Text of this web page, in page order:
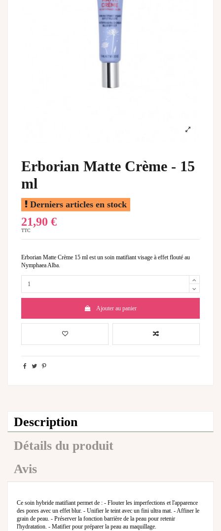
Erborian Matte Crème - 15
ml
Derniers articles en stock
21,90 €
TTC
Erborian Matte Crème 15 ml est un soin matifiant visage à effet flouté au
Nymphaea Alba.
Ajouter au panier
Description
Détails du produit
Avis
Ce soin hybride matifiant permet de : - Flouter les imperfections et l'apparence
des pores avec un effet blur. - Unifier le teint avec un fini ultra mat. - Affiner le
grain de peau. - Préserver la fonction barrière de la peau pour retenir
l'hydratation. - Matifier pour préparer la peau au maquillage.